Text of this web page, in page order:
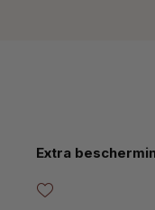
Productgalerij
Extra